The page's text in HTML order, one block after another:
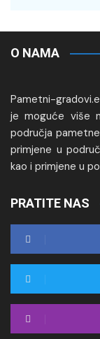
O NAMA
Pametni-
je moguće više
područja
primjene u
kao i primjene u
PRATITE NAS